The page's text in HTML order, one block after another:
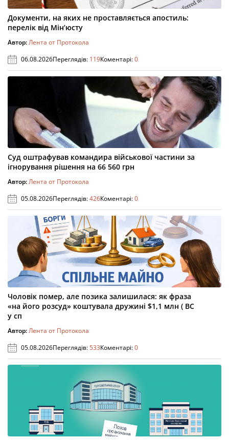
Документи, на яких не проставляється апостиль:
перелік від Мін’юсту
Автор:Лента от Протокола
06.08.2026Переглядів: 119Коментарі:0
Суд оштрафував командира військової частини за
ігнорування рішення на 66 560 грн
Автор:Лента от Протокола
05.08.2026Переглядів:426Коментарі:0
Чоловік помер, але позика залишилася: як фраза
«на його розсуд» коштувала дружині $1,1 млн ( ВС
у сп
Автор:Лента от Протокола
05.08.2026Переглядів:533Коментарі:0